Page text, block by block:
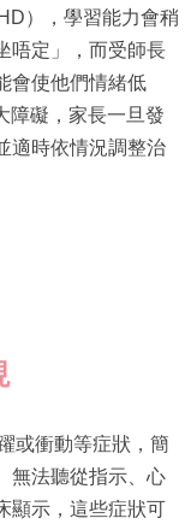
），學習能力會稍
唔定」，而受師長
會使他們情緒低
障礙，家長一旦發
適時依情況調整治
或衝動等症狀，簡
無法聽從指示、心
顯示，這些症狀可